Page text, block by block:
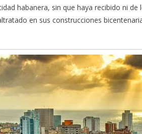
habanera, sin que haya recibido ni
en sus construcciones